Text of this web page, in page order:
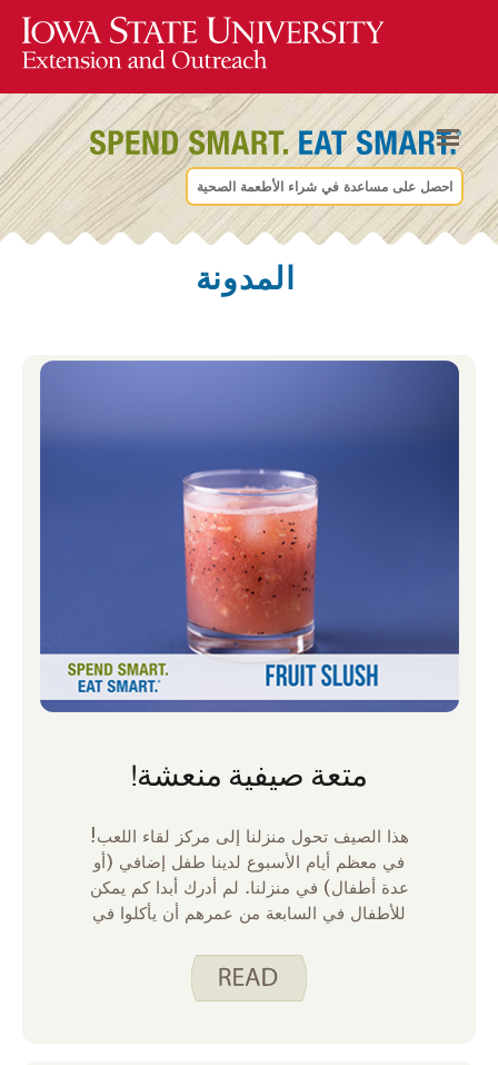
احصل على مساعدة في شراء الأطعمة الصحية
المدونة
متعة صيفية منعشة!
هذا الصيف تحول منزلنا إلى مركز لقاء اللعب!
في معظم أيام الأسبوع لدينا طفل إضافي (أو
عدة أطفال) في منزلنا. لم أدرك أبدا كم يمكن
للأطفال في السابعة من عمرهم أن يأكلوا في
المواعيد المخططة وغير المتوقعة، أحاول أن
أحتفظ بالكثير من الوجبات الخفيفة والمشروبات